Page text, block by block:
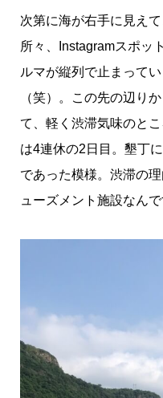
次第に海が右手に見え
所々、Instagramスポッ
ルマが縦列で止まって
（笑）。この先の辺り
て、軽く渋滞気味のと
は4連休の2日目。墾丁
であった模様。渋滞の
ューズメント施設なん